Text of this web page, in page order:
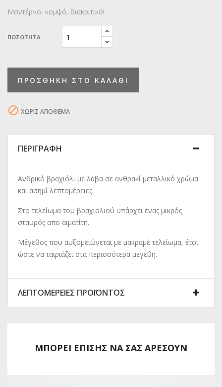
Μοντέρνο, κομψό, διακριτικό!
ΠΟΣΌΤΗΤΑ
ΠΡΟΣΘΉΚΗ ΣΤΟ ΚΑΛΆΘΙ
 ΧΩΡΊΣ ΑΠΌΘΕΜΑ
ΠΕΡΙΓΡΑΦΉ
Ανδρικό βραχιόλι με λάβα σε ανθρακί μεταλλικό χρώμα
και ασημί λεπτομέρειες.
Στο τελείωμα του βραχιολιού υπάρχει ένας μικρός
σταυρός απο αιματίτη.
Μέγεθος που αυξομειώνεται με μακραμέ τελείωμα, έτσι
ώστε να ταιριάζει στα περισσότερα μεγέθη.
ΛΕΠΤΟΜΈΡΕΙΕΣ ΠΡΟΪΌΝΤΟΣ
ΜΠΟΡΕΊ ΕΠΊΣΗΣ ΝΑ ΣΑΣ ΑΡΈΣΟΥΝ